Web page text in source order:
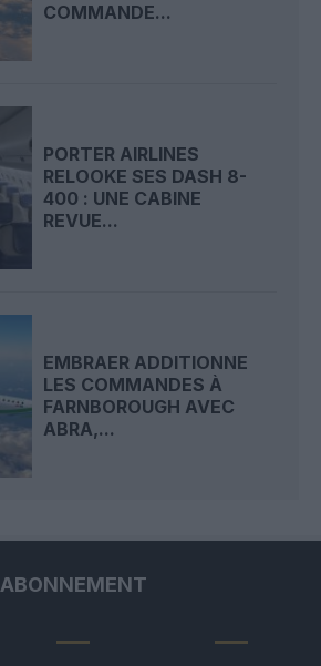
COMMANDE...
PORTER AIRLINES
RELOOKE SES DASH 8-
400 : UNE CABINE
REVUE...
EMBRAER ADDITIONNE
LES COMMANDES À
FARNBOROUGH AVEC
ABRA,...
ABONNEMENT